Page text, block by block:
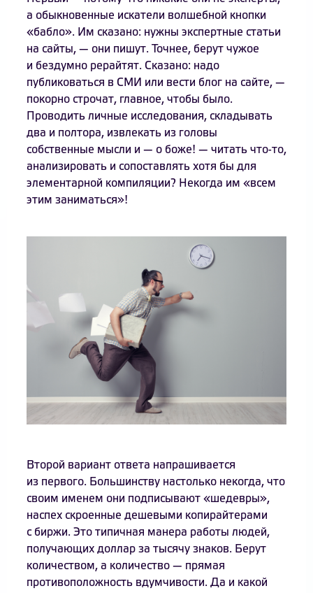
а обыкновенные искатели волшебной кнопки
«бабло». Им сказано: нужны экспертные статьи
на сайты, — они пишут. Точнее, берут чужое
и бездумно рерайтят. Сказано: надо
публиковаться в СМИ или вести блог на сайте, —
покорно строчат, главное, чтобы было.
Проводить личные исследования, складывать
два и полтора, извлекать из головы
собственные мысли и — о боже! — читать что-то,
анализировать и сопоставлять хотя бы для
элементарной компиляции? Некогда им «всем
этим заниматься»!
Второй вариант ответа напрашивается
из первого. Большинству настолько некогда, что
своим именем они подписывают «шедевры»,
наспех скроенные дешевыми копирайтерами
с биржи. Это типичная манера работы людей,
получающих доллар за тысячу знаков. Берут
количеством, а количество — прямая
противоположность вдумчивости. Да и какой